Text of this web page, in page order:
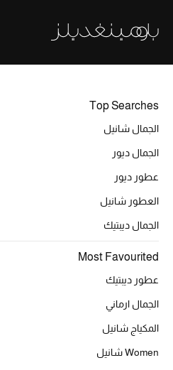
هدايا للنساء
جميع الملابس النسائية
جميع الحقائب النسائية
جميع الإكسسورات النسائية
تسوقوا للنساء
Top Searches
الجمال شانيل
الجمال ديور
عطور ديور
العطور شانيل
الجمال ديبتيك
Most Favourited
عطور ديبتيك
الجمال ارماني
المكياج شانيل
Women شانيل